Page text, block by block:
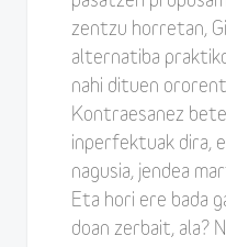
zentzu horretan,
alternatiba
nahi dituen
Kontraesanez
inperfektuak dira,
nagusia, jendea
Eta hori ere bada
doan zerbait, ala?